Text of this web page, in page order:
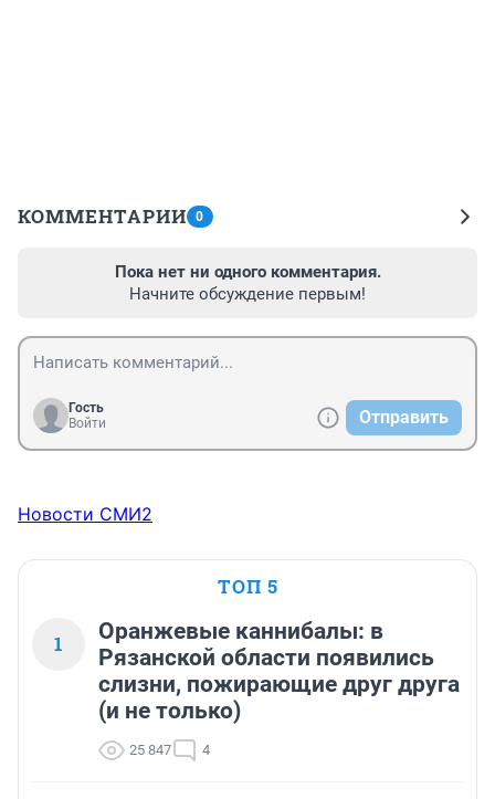
КОММЕНТАРИИ 0
Пока нет ни одного комментария.
Начните обсуждение первым!
Гость
Войти
Отправить
Новости СМИ2
ТОП 5
1
Оранжевые каннибалы: в
Рязанской области появились
слизни, пожирающие друг друга
(и не только)
25 847 4